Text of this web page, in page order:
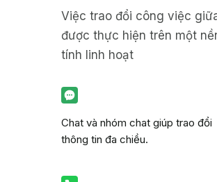
Việc trao đổi công việc
được thực hiện trên một
tính linh hoạt
Chat và nhóm chat giúp trao đổi
thông tin đa chiều.